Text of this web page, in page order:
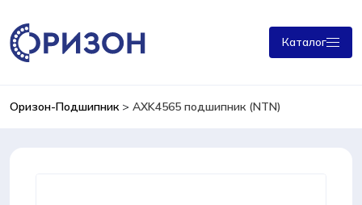
Каталог
Оризон-Подшипник> AXK4565 подшипник (NTN)